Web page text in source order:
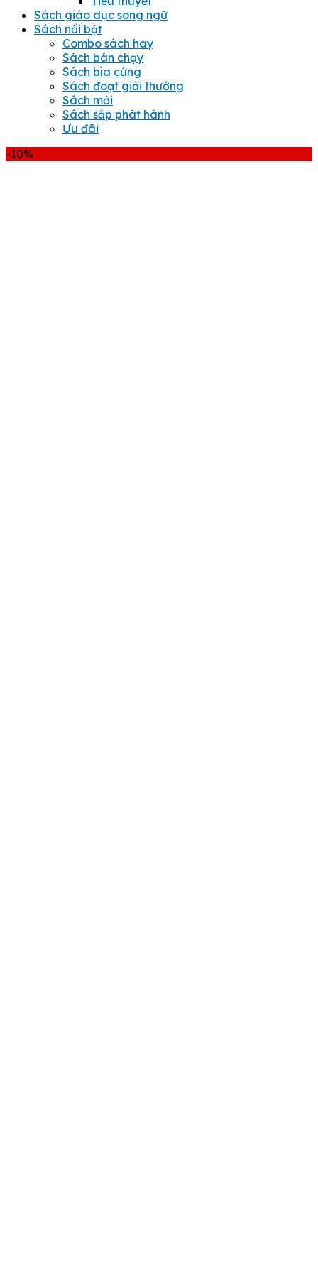
Sách giáo dục song ngữ
Sách nổi bật
Combo sách hay
Sách bán chạy
Sách bìa cứng
Sách đoạt giải thưởng
Sách mới
Sách sắp phát hành
Ưu đãi
-10%